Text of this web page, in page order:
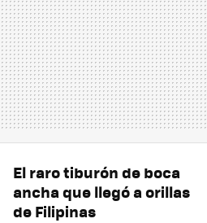
El raro tiburón de boca
ancha que llegó a orillas
de Filipinas